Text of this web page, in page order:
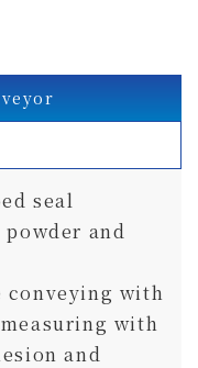
seal
and
conveying with
with
and